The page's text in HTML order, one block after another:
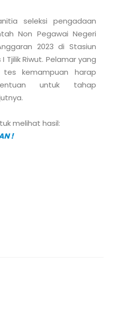
seleksi pengadaan
Non Pegawai Negeri
2023 di Stasiun
Tjilik Riwut. Pelamar yang
tes kemampuan harap
untuk tahap
!